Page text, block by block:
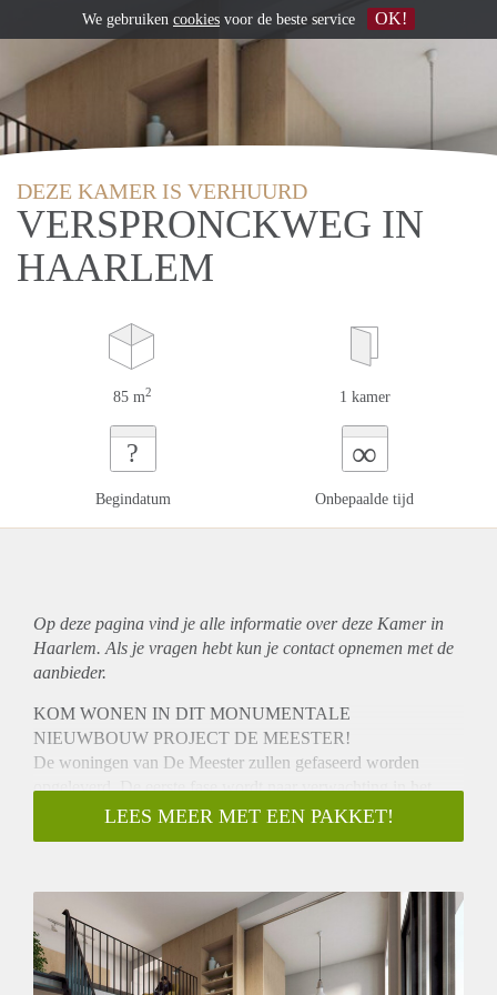
DEZE KAMER IS VERHUURD
VERSPRONCKWEG IN
HAARLEM
85 m2 1 kamer
?
Begindatum
∞
Onbepaalde tijd
Op deze pagina vind je alle informatie over deze Kamer in
Haarlem. Als je vragen hebt kun je contact opnemen met de
aanbieder.
KOM WONEN IN DIT MONUMENTALE
NIEUWBOUW PROJECT DE MEESTER!
De woningen van De Meester zullen gefaseerd worden
opgeleverd. De eerste fase wordt naar verwachting in het
eerste kwartaal van 2022 opgeleverd.
Uiterlijk 6 weken voor oplevering zullen wij de definitieve
informatie met betrekking tot maten, ligging, buitenruimtes
ezv verwijzen wij u naar de website hurenindemeester.nl
Wonen in De Meester betekent: wonen in een schitterend
monumentaal gebouw in de Kleverparkbuurt in Haarlem. Het
LEES MEER MET EEN PAKKET!
We gebruiken cookies voor de beste service OK!